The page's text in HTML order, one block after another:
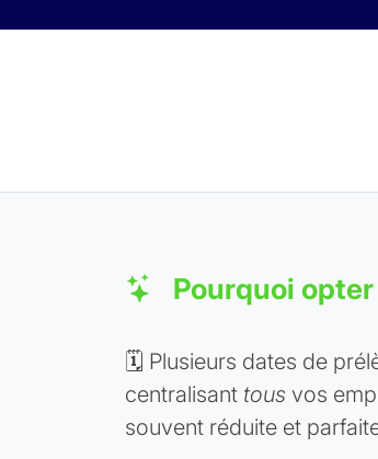
Pourquoi
🗓️ Plusieurs dates de
centralisant tous vos
souvent réduite et